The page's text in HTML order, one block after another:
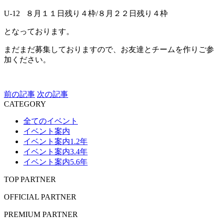
U-12 ８月１１日残り４枠/８月２２日残り４枠
となっております。
まだまだ募集しておりますので、お友達とチームを作りご参
加ください。
前の記事 次の記事
CATEGORY
全てのイベント
イベント案内
イベント案内1.2年
イベント案内3.4年
イベント案内5.6年
TOP PARTNER
OFFICIAL PARTNER
PREMIUM PARTNER